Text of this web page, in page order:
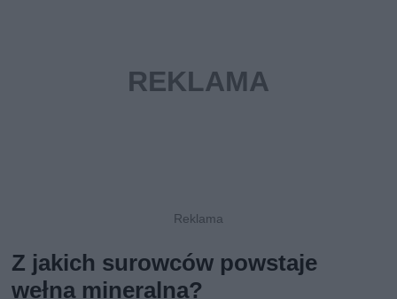
Z jakich surowców powstaje
wełna mineralna?